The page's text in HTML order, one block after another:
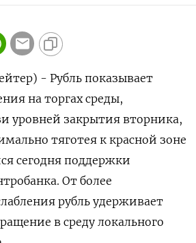
- Рубль показывает
на торгах среды,
уровней закрытия вторника,
тяготея к красной зоне
сегодня поддержки
От более
рубль удерживает
в среду локального